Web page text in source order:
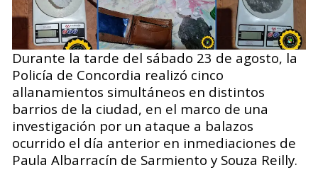
Durante la tarde del sábado 23 de agosto, la
Policía de Concordia realizó cinco
allanamientos simultáneos en distintos
barrios de la ciudad, en el marco de una
investigación por un ataque a balazos
ocurrido el día anterior en inmediaciones de
Paula Albarracín de Sarmiento y Souza Reilly.